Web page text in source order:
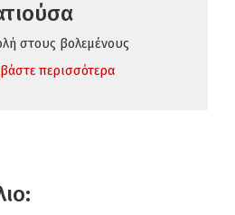
στους βολεμένους
περισσότερα